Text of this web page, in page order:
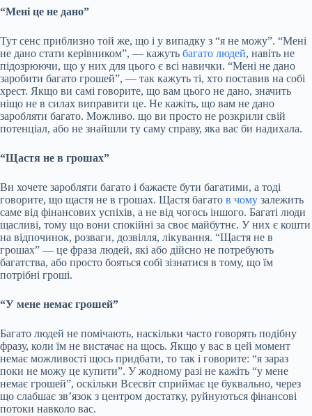
“Мені це не дано”
Тут сенс приблизно той же, що і у випадку з “я не можу”. “Мені
не дано стати керівником”, — кажуть багато людей, навіть не
підозрюючи, що у них для цього є всі навички. “Мені не дано
заробити багато грошей”, — так кажуть ті, хто поставив на собі
хрест. Якщо ви самі говорите, що вам цього не дано, значить
ніщо не в силах виправити це. Не кажіть, що вам не дано
заробляти багато. Можливо. що ви просто не розкрили свій
потенціал, або не знайшли ту саму справу, яка вас би надихала.
“Щастя не в грошах”
Ви хочете заробляти багато і бажаєте бути багатими, а тоді
говорите, що щастя не в грошах. Щастя багато в чому залежить
саме від фінансових успіхів, а не від чогось іншого. Багаті люди
щасливі, тому що вони спокійні за своє майбутнє. У них є кошти
на відпочинок, розваги, дозвілля, лікування. “Щастя не в
грошах” — це фраза людей, які або дійсно не потребують
багатства, або просто бояться собі зізнатися в тому, що їм
потрібні гроші.
“У мене немає грошей”
Багато людей не помічають, наскільки часто говорять подібну
фразу, коли їм не вистачає на щось. Якщо у вас в цей момент
немає можливості щось придбати, то так і говорите: “я зараз
поки не можу це купити”. У жодному разі не кажіть “у мене
немає грошей”, оскільки Всесвіт сприймає це буквально, через
що слабшає зв’язок з центром достатку, руйнуються фінансові
потоки навколо вас.